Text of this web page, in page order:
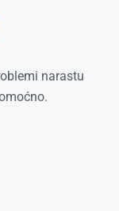
narastu